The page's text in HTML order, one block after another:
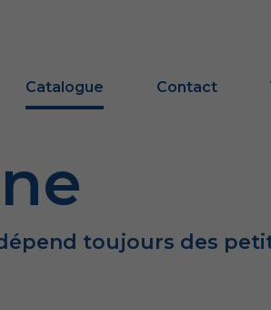
Catalogue Contact
toujours des